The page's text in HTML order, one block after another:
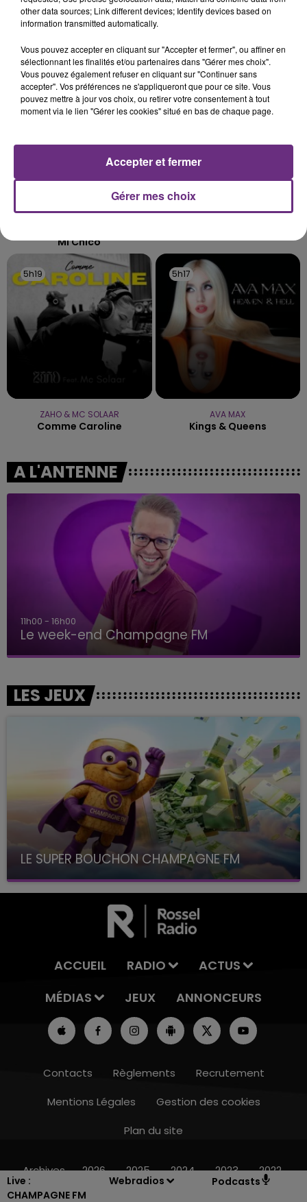
Live :
CHAMPAGNE FM
Webradios Podcasts
16h00 - 20h00
rémois. Le magasin JouéClub est contraint de
fermer ses portes.
5h26
5h26
Mi Chico
5h23
5h23
5h19
5h19
ZAHO & MC SOLAAR
Comme Caroline
5h17
5h17
AVA MAX
Kings & Queens
A L'ANTENNE
11h00 - 16h00
Le week-end Champagne FM
LES JEUX
LE SUPER BOUCHON CHAMPAGNE FM
avec La Famille Champagne FM, à 8H10
ACCUEIL RADIO
ACTUS
MÉDIAS
JEUX ANNONCEURS
Contacts Règlements
Recrutement
Mentions Légales
Gestion des cookies
Plan du site
Archives 2026 2025 2024 2023 2022
other data sources; Link different devices; Identify devices based on
information transmitted automatically.
Vous pouvez accepter en cliquant sur "Accepter et fermer", ou affiner en
sélectionnant les finalités et/ou partenaires dans "Gérer mes choix".
Vous pouvez également refuser en cliquant sur "Continuer sans
accepter". Vos préférences ne s'appliqueront que pour ce site. Vous
pouvez mettre à jour vos choix, ou retirer votre consentement à tout
moment via le lien "Gérer les cookies" situé en bas de chaque page.
Gérer mes choix
Accepter et fermer